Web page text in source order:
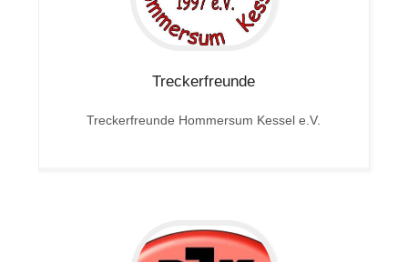
Treckerfreunde
Treckerfreunde Hommersum Kessel e.V.